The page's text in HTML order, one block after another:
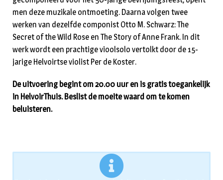
men deze muzikale ontmoeting. Daarna volgen twee
werken van dezelfde componist Otto M. Schwarz: The
Secret of the Wild Rose en The Story of Anne Frank. In dit
werk wordt een prachtige vioolsolo vertolkt door de 15-
jarige Helvoirtse violist Per de Koster.
De uitvoering begint om 20.00 uur en is gratis toegankelijk
in HelvoirThuis. Beslist de moeite waard om te komen
beluisteren.